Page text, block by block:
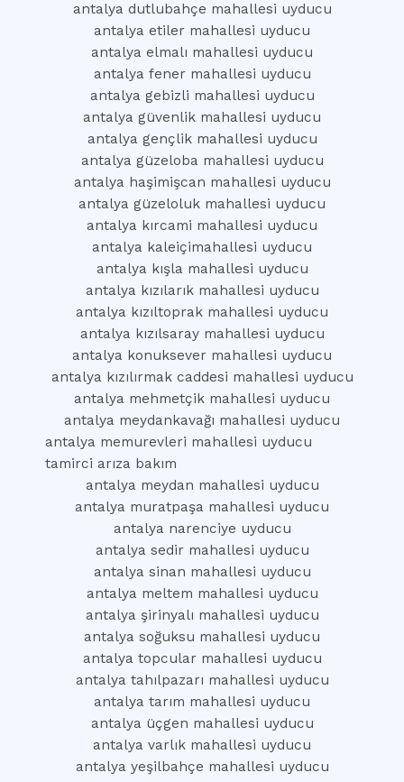
antalya dutlubahçe mahallesi uyducu
antalya etiler mahallesi uyducu
antalya elmalı mahallesi uyducu
antalya fener mahallesi uyducu
antalya gebizli mahallesi uyducu
antalya güvenlik mahallesi uyducu
antalya gençlik mahallesi uyducu
antalya güzeloba mahallesi uyducu
antalya haşimişcan mahallesi uyducu
antalya güzeloluk mahallesi uyducu
antalya kırcami mahallesi uyducu
antalya kaleiçimahallesi uyducu
antalya kışla mahallesi uyducu
antalya kızılarık mahallesi uyducu
antalya kızıltoprak mahallesi uyducu
antalya kızılsaray mahallesi uyducu
antalya konuksever mahallesi uyducu
antalya kızılırmak caddesi mahallesi uyducu
antalya mehmetçik mahallesi uyducu
antalya meydankavağı mahallesi uyducu
antalya memurevleri mahallesi uyducu
tamirci arıza bakım
antalya meydan mahallesi uyducu
antalya muratpaşa mahallesi uyducu
antalya narenciye uyducu
antalya sedir mahallesi uyducu
antalya sinan mahallesi uyducu
antalya meltem mahallesi uyducu
antalya şirinyalı mahallesi uyducu
antalya soğuksu mahallesi uyducu
antalya topcular mahallesi uyducu
antalya tahılpazarı mahallesi uyducu
antalya tarım mahallesi uyducu
antalya üçgen mahallesi uyducu
antalya varlık mahallesi uyducu
antalya yeşilbahçe mahallesi uyducu